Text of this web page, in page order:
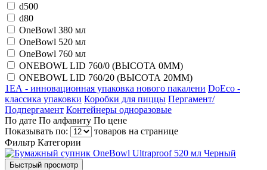
d500
d80
OneBowl 380 мл
OneBowl 520 мл
OneBowl 760 мл
ONEBOWL LID 760/0 (ВЫСОТА 0ММ)
ONEBOWL LID 760/20 (ВЫСОТА 20ММ)
1ЕА - инновационная упаковка нового пакалени DoEco -
классика упаковки Коробки для пиццы Пергамент/
Подпергамент Контейнеры одноразовые
По дате По алфавиту По цене
Показывать по:
товаров на странице
Фильтр Категории
Быстрый просмотр